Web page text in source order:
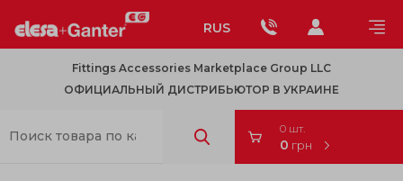
RUS
Fittings Accessories Marketplace Group LLC
ОФИЦИАЛЬНЫЙ ДИСТРИБЬЮТОР В УКРАИНЕ
0 шт.
0 грн